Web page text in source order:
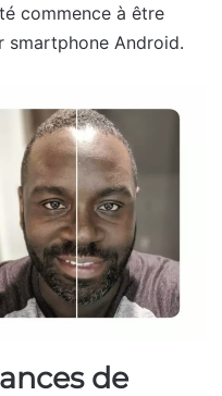
commence à être
smartphone Android.
de